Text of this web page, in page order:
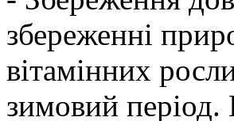
збереженні
вітамінних
зимовий період.